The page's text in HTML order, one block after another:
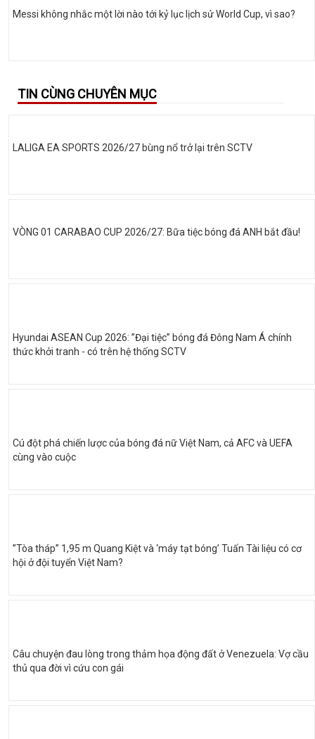
Messi không nhắc một lời nào tới kỷ lục lịch sử World Cup, vì sao?
TIN CÙNG CHUYÊN MỤC
LALIGA EA SPORTS 2026/27 bùng nổ trở lại trên SCTV
VÒNG 01 CARABAO CUP 2026/27: Bữa tiệc bóng đá ANH bắt đầu!
Hyundai ASEAN Cup 2026: ”Đại tiệc” bóng đá Đông Nam Á chính
thức khởi tranh - có trên hệ thống SCTV
Cú đột phá chiến lược của bóng đá nữ Việt Nam, cả AFC và UEFA
cùng vào cuộc
”Tòa tháp” 1,95 m Quang Kiệt và ‘máy tạt bóng’ Tuấn Tài liệu có cơ
hội ở đội tuyển Việt Nam?
Câu chuyện đau lòng trong thảm họa động đất ở Venezuela: Vợ cầu
thủ qua đời vì cứu con gái